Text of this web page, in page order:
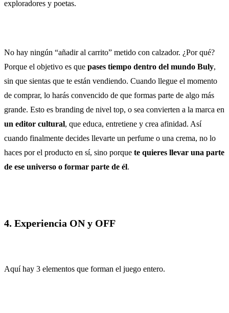
exploradores y poetas.
No hay ningún “añadir al carrito” metido con calzador. ¿Por qué?
Porque el objetivo es que pases tiempo dentro del mundo Buly,
sin que sientas que te están vendiendo. Cuando llegue el momento
de comprar, lo harás convencido de que formas parte de algo más
grande. Esto es branding de nivel top, o sea convierten a la marca en
un editor cultural, que educa, entretiene y crea afinidad. Así
cuando finalmente decides llevarte un perfume o una crema, no lo
haces por el producto en sí, sino porque te quieres llevar una parte
de ese universo o formar parte de él.
4. Experiencia ON y OFF
Aquí hay 3 elementos que forman el juego entero.